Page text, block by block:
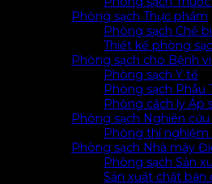
Phòng sạch Thực phẩm
Phòng sạch Chế
Thiết kế phòng
Phòng sạch cho Bệnh
Phòng sạch Y tế
Phòng sạch Phẫu
Phòng cách ly Áp
Phòng sạch Nghiên
Phòng thí nghiệm
Phòng sạch Nhà máy
Phòng sạch Sản
Sản xuất chất bán